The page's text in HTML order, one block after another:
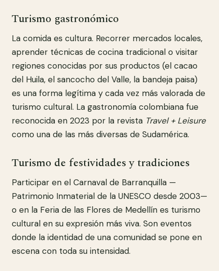
Turismo gastronómico
La comida es cultura. Recorrer mercados locales,
aprender técnicas de cocina tradicional o visitar
regiones conocidas por sus productos (el cacao
del Huila, el sancocho del Valle, la bandeja paisa)
es una forma legítima y cada vez más valorada de
turismo cultural. La gastronomía colombiana fue
reconocida en 2023 por la revista Travel + Leisure
como una de las más diversas de Sudamérica.
Turismo de festividades y tradiciones
Participar en el Carnaval de Barranquilla —
Patrimonio Inmaterial de la UNESCO desde 2003—
o en la Feria de las Flores de Medellín es turismo
cultural en su expresión más viva. Son eventos
donde la identidad de una comunidad se pone en
escena con toda su intensidad.